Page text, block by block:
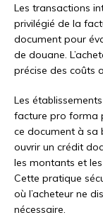
Les transactions
privilégié de la
document pour
de douane.
précise des coûts
Les
facture pro forma
ce document à sa
ouvrir un crédit
les montants et
Cette pratique
où l’acheteur ne
nécessaire.